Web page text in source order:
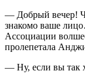
— Добрый вечер!
знакомо ваше
Ассоциации
пролепетала
— Ну, если вы так